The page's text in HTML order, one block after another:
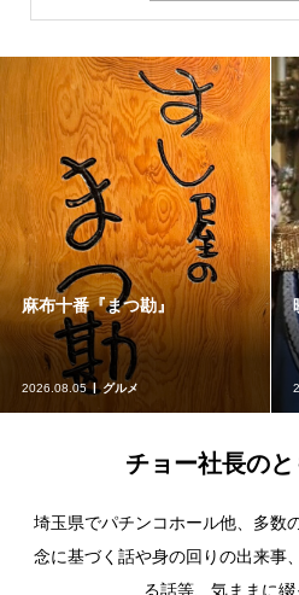
きほんのき
2026.08.03 体調管理、運動
チョー社長の
埼玉県でパチンコホール他、多数
念に基づく話や身の回りの出来事
る話等、気ままに綴